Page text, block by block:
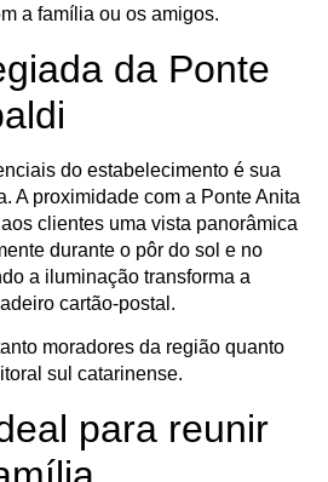
a família ou os amigos.
da Ponte
do estabelecimento é sua
A proximidade com a Ponte Anita
clientes uma vista panorâmica
durante o pôr do sol e no
a iluminação transforma a
cartão-postal.
moradores da região quanto
sul catarinense.
para reunir